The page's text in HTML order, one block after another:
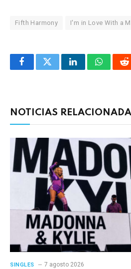
Fifth Harmony I'm in Love With a
FacebookTwitterLinkedIn
NOTICIAS
SINGLES 7 agosto 2026